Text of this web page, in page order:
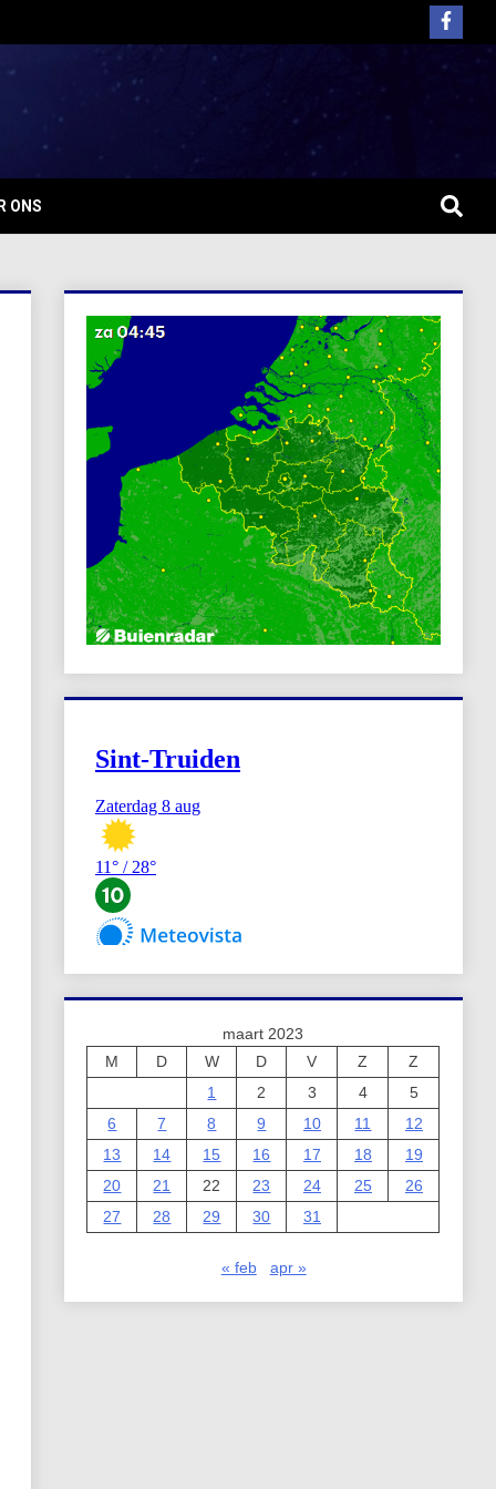
ONS
maart 2023
M
D W D V Z
Z
1
2 3 4
5
6
7 8 9 10 11
12
13
14 15 16 17 18
19
20
21 22 23 24 25
26
27
28 29 30 31
« feb apr »